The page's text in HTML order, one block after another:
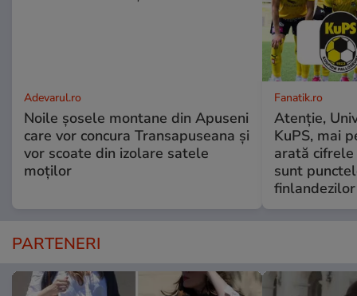
Adevarul.ro
Noile șosele montane din Apuseni
care vor concura Transapuseana și
vor scoate din izolare satele
moților
Fanatik.ro
Atenție,
KuPS, mai
arată
sunt
finlandezilor
PARTENERI